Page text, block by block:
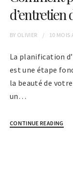
d’entretien
BY OLIVIER 10 MOIS
La planification
est une étape
la beauté de
un…
CONTINUE READING